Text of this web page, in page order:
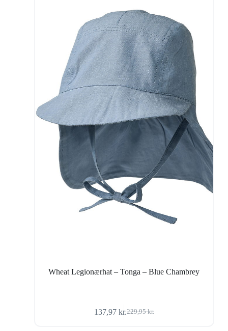
Wheat Legionærhat – Tonga – Blue Chambrey
229,95kr.
Den
137,97 kr.Den